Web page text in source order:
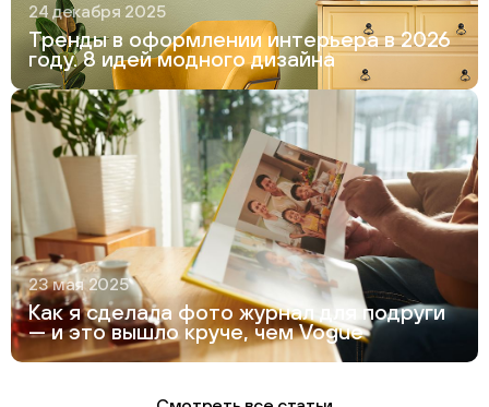
24 декабря 2025
Тренды в оформлении интерьера в 2026
году. 8 идей модного дизайна
23 мая 2025
Как я сделала фото журнал для подруги
— и это вышло круче, чем Vogue